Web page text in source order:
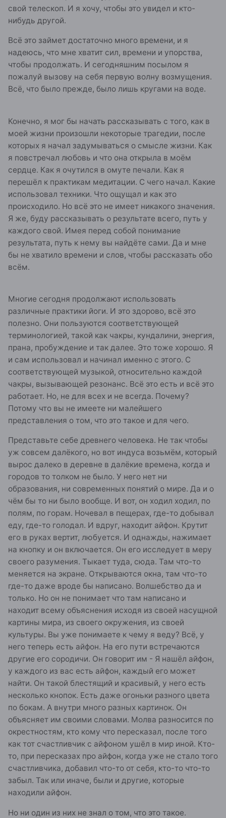
свой телескоп. И я хочу, чтобы это увидел и кто-
нибудь другой.
Всё это займет достаточно много времени, и я
надеюсь, что мне хватит сил, времени и упорства,
чтобы продолжать. И сегодняшним посылом я
пожалуй вызову на себя первую волну возмущения.
Всё, что было прежде, было лишь кругами на воде.
Конечно, я мог бы начать рассказывать с того, как в
моей жизни произошли некоторые трагедии, после
которых я начал задумываться о смысле жизни. Как
я повстречал любовь и что она открыла в моём
сердце. Как я очутился в омуте печали. Как я
перешёл к практикам медитации. С чего начал. Какие
использовал техники. Что ощущал и как это
происходило. Но всё это не имеет никакого значения.
Я же, буду рассказывать о результате всего, путь у
каждого свой. Имея перед собой понимание
результата, путь к нему вы найдёте сами. Да и мне
бы не хватило времени и слов, чтобы рассказать обо
всём.
Многие сегодня продолжают использовать
различные практики йоги. И это здорово, всё это
полезно. Они пользуются соответствующей
терминологией, такой как чакры, кундалини, энергия,
прана, пробуждение и так далее. Это тоже хорошо. Я
и сам использовал и начинал именно с этого. С
соответствующей музыкой, относительно каждой
чакры, вызывающей резонанс. Всё это есть и всё это
работает. Но, не для всех и не всегда. Почему?
Потому что вы не имеете ни малейшего
представления о том, что это такое и для чего.
Представьте себе древнего человека. Не так чтобы
уж совсем далёкого, но вот индуса возьмём, который
вырос далеко в деревне в далёкие времена, когда и
городов то толком не было. У него нет ни
образования, ни современных понятий о мире. Да и о
чём бы то ни было вообще. И вот, он ходил ходил, по
полям, по горам. Ночевал в пещерах, где-то добывал
еду, где-то голодал. И вдруг, находит айфон. Крутит
его в руках вертит, любуется. И однажды, нажимает
на кнопку и он включается. Он его исследует в меру
своего разумения. Тыкает туда, сюда. Там что-то
меняется на экране. Открываются окна, там что-то
где-то даже вроде бы написано. Волшебство да и
только. Но он не понимает что там написано и
находит всему объяснения исходя из своей насущной
картины мира, из своего окружения, из своей
культуры. Вы уже понимаете к чему я веду? Всё, у
него теперь есть айфон. На его пути встречаются
другие его сородичи. Он говорит им - Я нашёл айфон,
у каждого из вас есть айфон, каждый его может
найти. Он такой блестящий и красивый, у него есть
несколько кнопок. Есть даже огоньки разного цвета
по бокам. А внутри много разных картинок. Он
объясняет им своими словами. Молва разносится по
окрестностям, кто кому что пересказал, после того
как тот счастливчик с айфоном ушёл в мир иной. Кто-
то, при пересказах про айфон, когда уже не стало того
счастливчика, добавил что-то от себя, кто-то что-то
забыл. Так или иначе, были и другие, которые
находили айфон.
Но ни один из них не знал о том, что это такое.